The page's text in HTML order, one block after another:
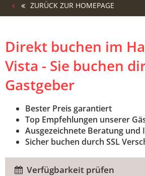
ZURÜCK ZUR HOMEPAGE
Direkt buchen im
Vista - Sie buchen
Gastgeber
Bester Preis garantiert
Top Empfehlungen unserer
Ausgezeichnete Beratung und
Sicher buchen durch SSL
Verfügbarkeit prüfen